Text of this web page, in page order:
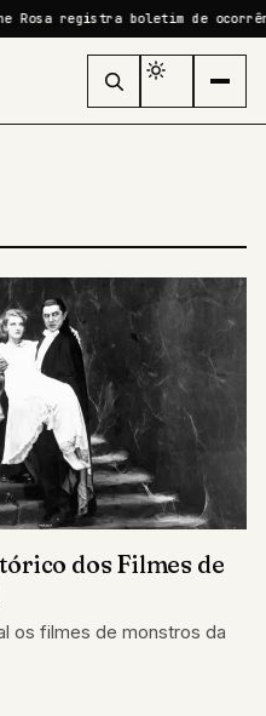
registra boletim de
dos Filmes de
os filmes de monstros da